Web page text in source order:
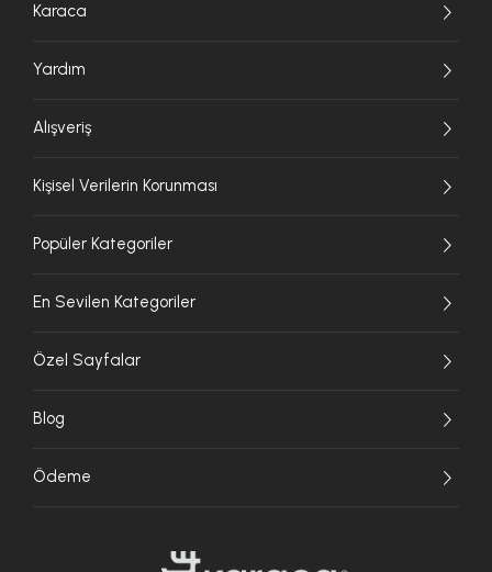
Karaca
Yardım
Alışveriş
Kişisel Verilerin Korunması
Popüler Kategoriler
En Sevilen Kategoriler
Özel Sayfalar
Blog
Ödeme